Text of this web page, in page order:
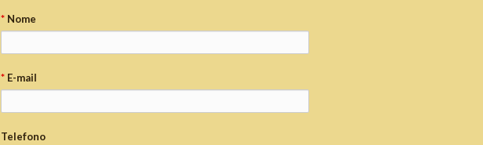
* Nome
* E-mail
Telefono